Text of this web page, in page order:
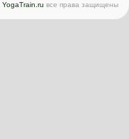
YogaTrain.ru все права защищены